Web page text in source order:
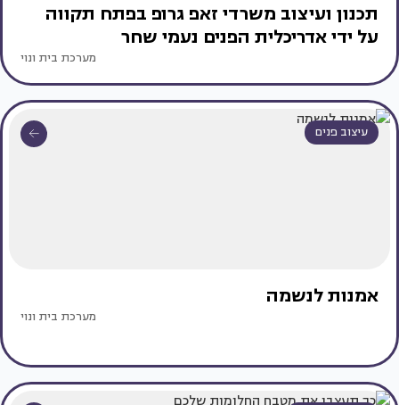
תכנון ועיצוב משרדי זאפ גרופ בפתח תקווה
על ידי אדריכלית הפנים נעמי שחר
מערכת בית ונוי
עיצוב פנים
אמנות לנשמה
מערכת בית ונוי